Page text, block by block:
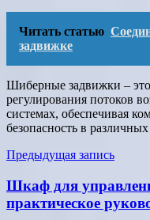
Читать статью
задвижке
Шиберные задвижки –
регулирования потоков
системах, обеспечивая
безопасность в
Навигация
по
записям
Предыдущая запись
Шкаф для
практическое